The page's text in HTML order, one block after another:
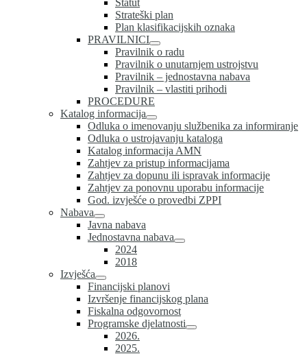
Statut
Strateški plan
Plan klasifikacijskih oznaka
PRAVILNICI
Pravilnik o radu
Pravilnik o unutarnjem ustrojstvu
Pravilnik – jednostavna nabava
Pravilnik – vlastiti prihodi
PROCEDURE
Katalog informacija
Odluka o imenovanju službenika za informiranje
Odluka o ustrojavanju kataloga
Katalog informacija AMN
Zahtjev za pristup informacijama
Zahtjev za dopunu ili ispravak informacije
Zahtjev za ponovnu uporabu informacije
God. izvješće o provedbi ZPPI
Nabava
Javna nabava
Jednostavna nabava
2024
2018
Izvješća
Financijski planovi
Izvršenje financijskog plana
Fiskalna odgovornost
Programske djelatnosti
2026.
2025.